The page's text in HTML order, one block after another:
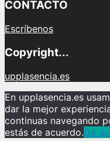
CONTACTO
Escríbenos
Copyright...
upplasencia.es
En upplasencia.es
dar la mejor
continuas navegando
estás de acuerdo.De